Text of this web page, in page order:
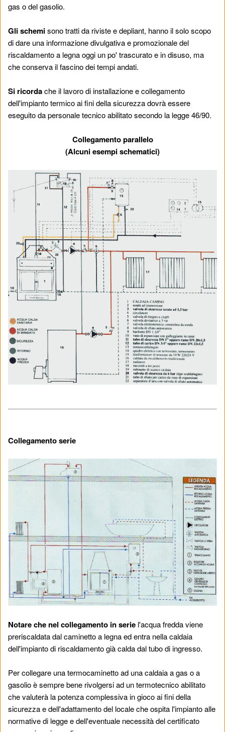
gas o del gasolio.
Gli schemisono tratti da riviste e depliant, hanno il solo scopo
di dare una informazione divulgativa e promozionale del
riscaldamento a legna oggi un po' trascurato e in disuso, ma
che conserva il fascino dei tempi andati.
Si ricordache il lavoro di installazione e collegamento
dell'impianto termico ai fini della sicurezza dovrà essere
eseguito da personale tecnico abilitato secondo la legge 46/90.
Collegamento parallelo
(Alcuni esempi schematici)
Collegamento serie
Notare che nel collegamento in serie l'acqua fredda viene
preriscaldata dal caminetto a legna ed entra nella caldaia
dell'impianto di riscaldamento già calda dal tubo di ingresso.
Per collegare una termocaminetto ad una caldaia a gas o a
gasolio è sempre bene rivolgersi ad un termotecnico abilitato
che valuterà la potenza complessiva in gioco ai fini della
sicurezza e dell'adattamento del locale che ospita l'impianto alle
normative di legge e dell'eventuale necessità del certificato